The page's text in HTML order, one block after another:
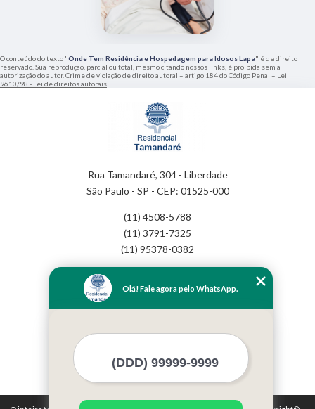
O conteúdo do texto "Onde Tem Residência e Hospedagem para Idosos Lapa" é de direito
reservado. Sua reprodução, parcial ou total, mesmo citando nossos links, é proibida sem a
autorização do autor. Crime de violação de direito autoral – artigo 184 do Código Penal – Lei
9610/98 - Lei de direitos autorais
Rua Tamandaré, 304 - Liberdade
São Paulo - SP - CEP: 01525-000
(11) 4508-5788
(11) 3791-7325
(11) 95378-0382
Empresa
Missão
Mapa do site
Mais Serviços
Olá! Fale agora pelo WhatsApp.